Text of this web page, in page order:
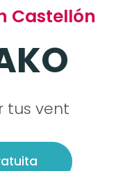
Castellón
ventas